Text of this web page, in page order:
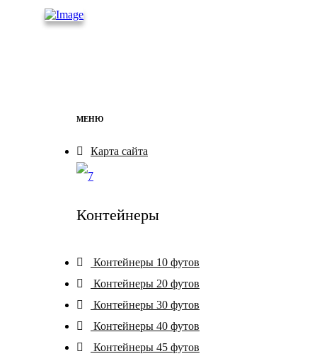
МЕНЮ
Карта сайта
Контейнеры
Контейнеры 10 футов
Контейнеры 20 футов
Контейнеры 30 футов
Контейнеры 40 футов
Контейнеры 45 футов